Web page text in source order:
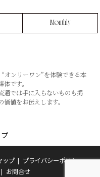
Monthly
ンリーワン”を体験できる本
です。
通では⼿に⼊らないものも掲
値をお伝えします。
ップ
プライバシーポリシー
お問合せ